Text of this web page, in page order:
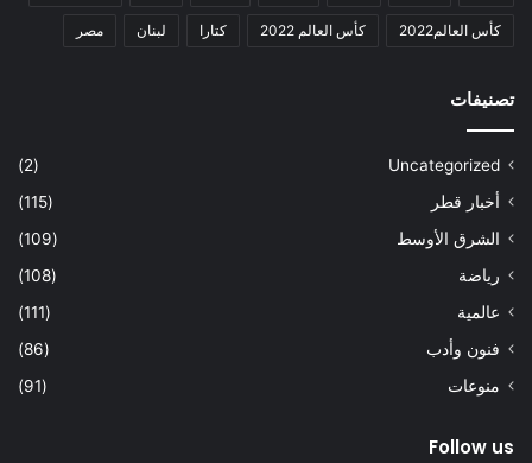
كأس العالم2022 كأس العالم 2022 كتارا لبنان مصر
تصنيفات
Uncategorized
(2)
أخبار قطر
(115)
الشرق الأوسط
(109)
رياضة
(108)
عالمية
(111)
فنون وأدب
(86)
منوعات
(91)
Follow us